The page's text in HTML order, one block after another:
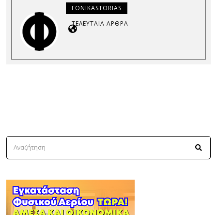
FONIKASTORIAS
ΤΕΛΕΥΤΑΊΑ ΆΡΘΡΑ